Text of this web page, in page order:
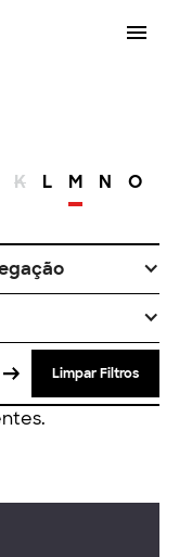
K L M N O
Limpar Filtros